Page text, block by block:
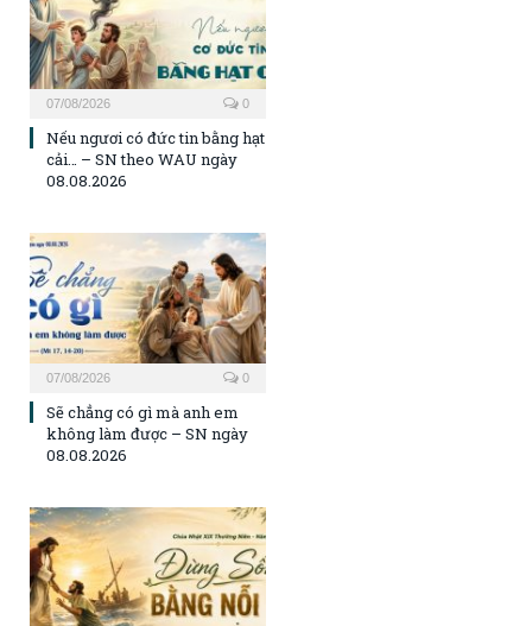
07/08/2026 0
Nếu ngươi có đức tin bằng hạt
cải… – SN theo WAU ngày
08.08.2026
07/08/2026 0
Sẽ chẳng có gì mà anh em
không làm được – SN ngày
08.08.2026